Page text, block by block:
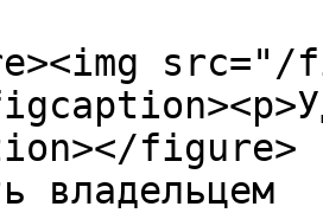
figure>
владельцем